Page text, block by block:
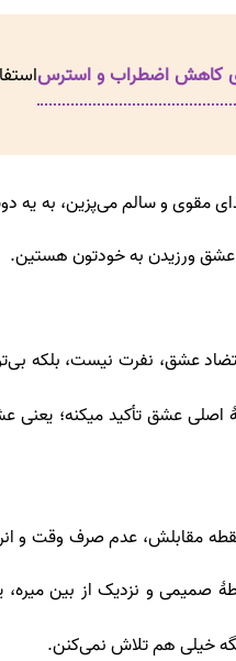
کاهش اضطراب و استرس
مقوی و سالم می‌پزین، به یه
عشق ورزیدن به خودتون هستین.
عشق، نفرت نیست، بلکه
اصلی عشق تأکید میکنه؛
مقابلش، عدم صرف وقت و
صمیمی و نزدیک از بین
خیلی هم تلاش نمی‌کنن.